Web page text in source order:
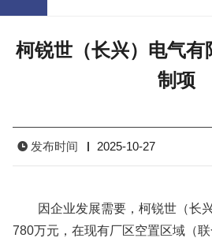
柯锐世（长兴）电气有
制项
发布时间 2025-10-27
因企业发展需要，柯锐世（长
780万元，在现有厂区空置区域（